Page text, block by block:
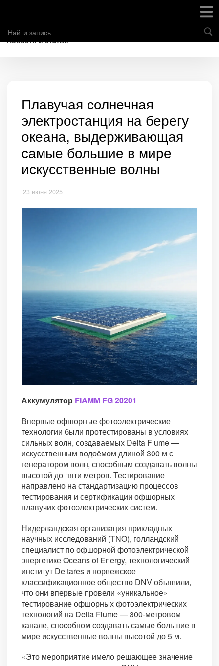
Новости и статьи
Плавучая солнечная
электростанция на берегу
океана, выдерживающая
самые большие в мире
искусственные волны
23 июня 2025
Аккумулятор FIAMM FG 20201
Впервые офшорные фотоэлектрические
технологии были протестированы в условиях
сильных волн, создаваемых Delta Flume —
искусственным водоёмом длиной 300 м с
генератором волн, способным создавать волны
высотой до пяти метров. Тестирование
направлено на стандартизацию процессов
тестирования и сертификации офшорных
плавучих фотоэлектрических систем.
Нидерландская организация прикладных
научных исследований (TNO), голландский
специалист по офшорной фотоэлектрической
энергетике Oceans of Energy, технологический
институт Deltares и норвежское
классификационное общество DNV объявили,
что они впервые провели «уникальное»
тестирование офшорных фотоэлектрических
технологий на Delta Flume — 300-метровом
канале, способном создавать самые большие в
мире искусственные волны высотой до 5 м.
«Это мероприятие имело решающее значение